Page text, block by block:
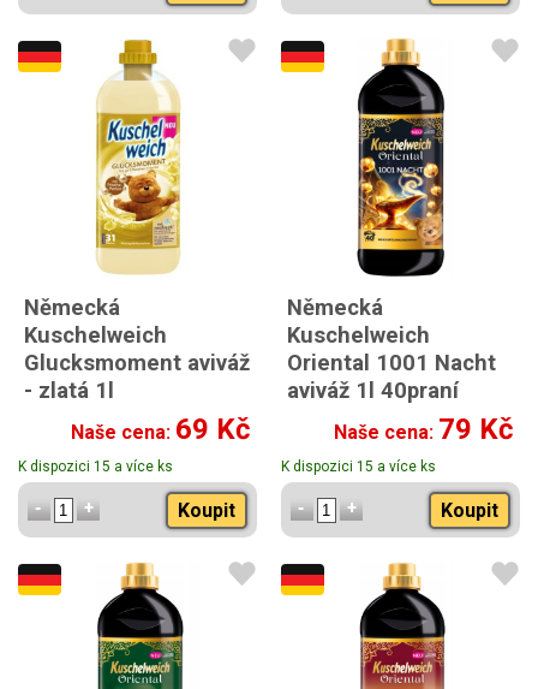
Německá
Kuschelweich
Glucksmoment aviváž
- zlatá 1l
Naše cena: 69 Kč
K dispozici 15 a více ks
Koupit
Německá
Kuschelweich
Oriental 1001 Nacht
aviváž 1l 40praní
Naše cena: 79 Kč
K dispozici 15 a více ks
Koupit